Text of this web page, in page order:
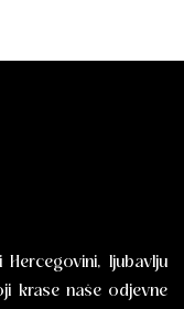
ljubavlju
krase naše odjevne